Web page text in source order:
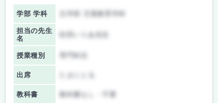
学部 学科 文学部 児童教育学科
担当の先生
名
松田いりあ先生
授業種別
出席
教科書 教科書なし・不要